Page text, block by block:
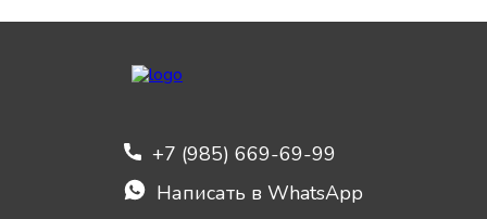
+7 (985) 669-69-99
Написать в WhatsApp